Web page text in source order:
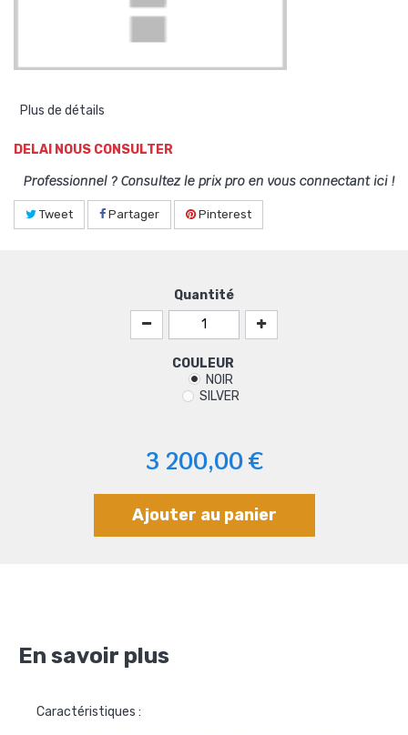
Plus de détails
DELAI NOUS CONSULTER
Professionnel ? Consultez le prix pro en vous connectant ici !
Tweet Partager Pinterest
Quantité
COULEUR
NOIR
SILVER
3 200,00 €
Ajouter au panier
En savoir plus
Caractéristiques :